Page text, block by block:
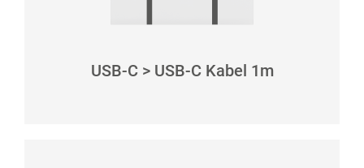
USB-C > USB-C Kabel 1m